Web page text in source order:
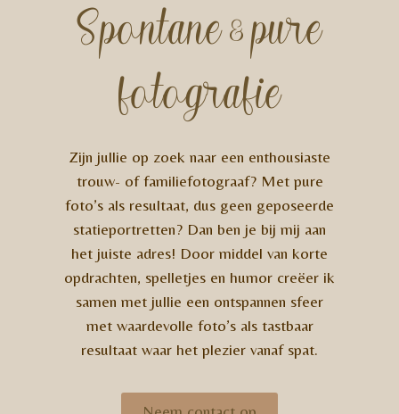
Spontane & pure
fotografie
Zijn jullie op zoek naar een enthousiaste
trouw- of familiefotograaf? Met pure
foto’s als resultaat, dus geen geposeerde
statieportretten? Dan ben je bij mij aan
het juiste adres! Door middel van korte
opdrachten, spelletjes en humor creëer ik
samen met jullie een ontspannen sfeer
met waardevolle foto’s als tastbaar
resultaat waar het plezier vanaf spat.